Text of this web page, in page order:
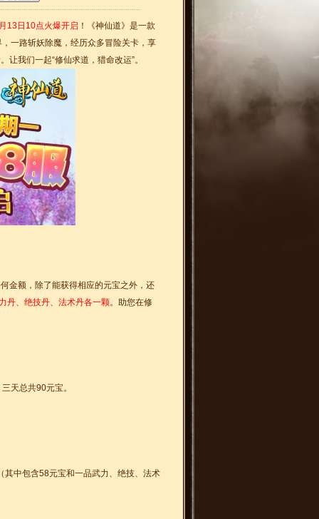
13日10点火爆开启 ！《神仙道》是一款
一路斩妖除魔，经历众多冒险关卡，享
我们一起“修仙求道，猎命改运”。
金额，除了能获得相应的元宝之外，还
丹、绝技丹、法术丹各一颗。助您在修
天总共90元宝。
其中包含58元宝和一品武力、绝技、法术